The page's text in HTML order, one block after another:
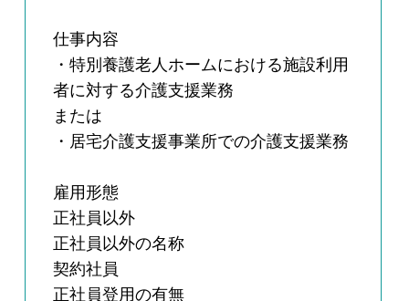
仕事内容
・特別養護老人ホームにおける施設利用
者に対する介護支援業務
または
・居宅介護支援事業所での介護支援業務
雇用形態
正社員以外
正社員以外の名称
契約社員
正社員登用の有無